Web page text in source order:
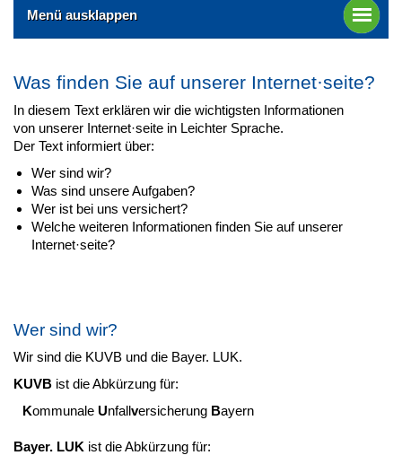
Menü ausklappen
Was finden Sie auf unserer Internet·seite?
In diesem Text erklären wir die wichtigsten Informationen
von unserer Internet·seite in Leichter Sprache.
Der Text informiert über:
Wer sind wir?
Was sind unsere Aufgaben?
Wer ist bei uns versichert?
Welche weiteren Informationen finden Sie auf unserer
Internet·seite?
Wer sind wir?
Wir sind die KUVB und die Bayer. LUK.
KUVB ist die Abkürzung für:
Kommunale Unfallversicherung Bayern
Bayer. LUK ist die Abkürzung für: